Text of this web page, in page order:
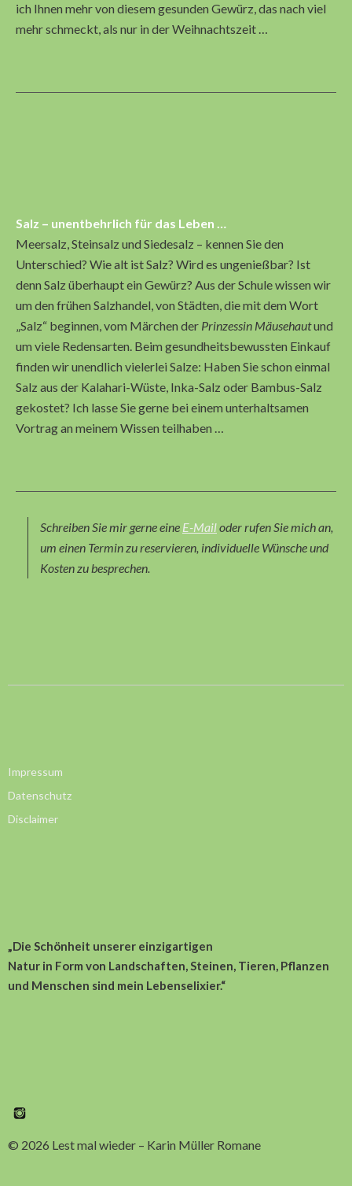
ich Ihnen mehr von diesem gesunden Gewürz, das nach viel
mehr schmeckt, als nur in der Weihnachtszeit …
Salz – unentbehrlich für das Leben …
Meersalz, Steinsalz und Siedesalz – kennen Sie den
Unterschied? Wie alt ist Salz? Wird es ungenießbar? Ist
denn Salz überhaupt ein Gewürz? Aus der Schule wissen wir
um den frühen Salzhandel, von Städten, die mit dem Wort
„Salz“ beginnen, vom Märchen der Prinzessin Mäusehautund
um viele Redensarten. Beim gesundheitsbewussten Einkauf
finden wir unendlich vielerlei Salze: Haben Sie schon einmal
Salz aus der Kalahari-Wüste, Inka-Salz oder Bambus-Salz
gekostet? Ich lasse Sie gerne bei einem unterhaltsamen
Vortrag an meinem Wissen teilhaben …
Schreiben Sie mir gerne eine E-Mailoder rufen Sie mich an,
um einen Termin zu reservieren, individuelle Wünsche und
Kosten zu besprechen.
Impressum
Datenschutz
Disclaimer
„Die Schönheit unserer einzigartigen
Natur in Form von Landschaften, Steinen, Tieren, Pflanzen
und Menschen sind mein Lebenselixier.“
© 2026 Lest mal wieder – Karin Müller Romane